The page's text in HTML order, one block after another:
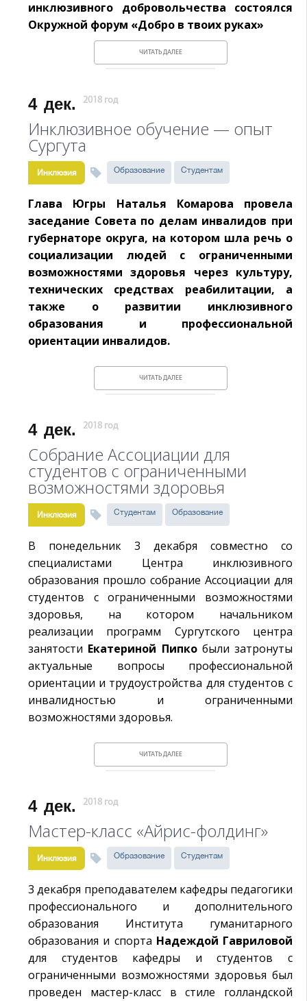
инклюзивного добровольчества состоялся
Окружной форум «Добро в твоих руках»
ЧИТАТЬ ДАЛЕЕ
4 дек. 2018 год
Инклюзивное обучение — опыт
Сургута
Инклюзия Образование Студентам
Глава Югры Наталья Комарова провела
заседание Совета по делам инвалидов при
губернаторе округа, на котором шла речь о
социализации людей с ограниченными
возможностями здоровья через культуру,
технических средствах реабилитации, а
также о развитии инклюзивного
образования и профессиональной
ориентации инвалидов.
ЧИТАТЬ ДАЛЕЕ
4 дек. 2018 год
Собрание Ассоциации для
студентов с ограниченными
возможностями здоровья
Инклюзия Студентам Образование
В понедельник 3 декабря совместно со
специалистами Центра инклюзивного
образования прошло собрание Ассоциации для
студентов с ограниченными возможностями
здоровья, на котором начальником
реализации программ Сургутского центра
занятости Екатериной Пипкобыли затронуты
актуальные вопросы профессиональной
ориентации и трудоустройства для студентов с
инвалидностью и ограниченными
возможностями здоровья.
ЧИТАТЬ ДАЛЕЕ
4 дек. 2018 год
Мастер-класс «Айрис-фолдинг»
Инклюзия Образование Студентам
3 декабря преподавателем кафедры педагогики
профессионального и дополнительного
образования Института гуманитарного
образования и спорта Надеждой Гавриловой
для студентов кафедры и студентов с
ограниченными возможностями здоровья был
проведен мастер-класс в стиле голландской